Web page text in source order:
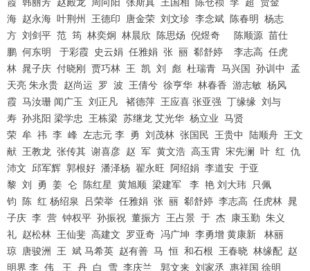
霞 韩丽芳 赵殿龙 周向阳 张斯真 王国相 陈仓祯 李 超 贾金
海 赵永海 叶荆州 王德印 唐金荣 刘文珍 李念斌 陈春明 杨志
方 刘剑平 范 筠 林奕炯 林晨欣 陈思炀 倪煜奇 陈顺源 苗仕
鹏 何东明 于彩霞 史云娟 任雅娟 张 丽 郗舒婷 李志高 任虎
林 晁子庆 付晓刚 贾巧林 王 凯 刘 彪 杜瑞青 马兴国 孙训中 孟
天亮 朱永贵 赵尚运 罗 波 王倩兮 徐亨华 林春香 游志敏 杨风
霞 马汝珊 闻广玉 刘正凡 褚德萍 王应喜 张亚强 丁缘缘 刘与
寿 孙兆阳 梁学忠 王栋梁 苏继龙 艾光华 杨立业 马贤
荣 牟 祎 李 峰 左志元 李 勇 刘茂林 张国民 王贵中 陆顺舟 王文
献 王教龙 张传其 谢喜彦 赵 军 黄文浩 高玉霄 宋先澜 叶 红 仇
沛文 邱军辉 郭根好 潘泽杨 翟永旺 阿绍娟 李道安 于亚
黎 刘 勇 姜 仑 陈红星 黄旭顺 梁建军 李 艳 刘大玮 只佩
钧 陈 红 杨绍泉 吕荣举 任雅娟 张 丽 郗舒婷 李志高 任虎林 晁
子庆 李 营 钟权平 孙振祝 董振方 王占景 于 杰 康玉勤 朱义
礼 赵松林 王仙斐 高建文 罗亚奇 冯广坤 李勇增 黄康新 林丽
琼 唐骏洲 王 斌 马希英 赵有善 马 恒 和石根 王春晓 林缘配 赵
明界 李 伟 王 丹 白 雪 李庆兰 郭文来 刘家丞 惠祥国 徐明